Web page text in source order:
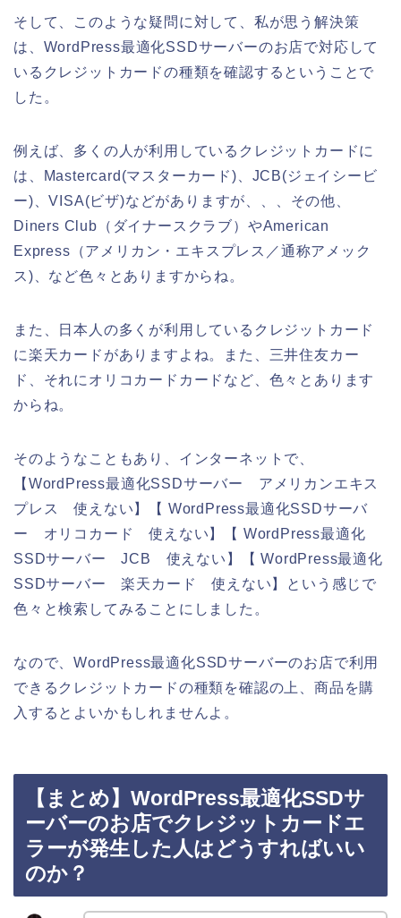
そして、このような疑問に対して、私が思う解決策
は、WordPress最適化SSDサーバーのお店で対応して
いるクレジットカードの種類を確認するということで
した。
例えば、多くの人が利用しているクレジットカードに
は、Mastercard(マスターカード)、JCB(ジェイシービ
ー)、VISA(ビザ)などがありますが、、、その他、
Diners Club（ダイナースクラブ）やAmerican
Express（アメリカン・エキスプレス／通称アメック
ス)、など色々とありますからね。
また、日本人の多くが利用しているクレジットカード
に楽天カードがありますよね。また、三井住友カー
ド、それにオリコカードカードなど、色々とあります
からね。
そのようなこともあり、インターネットで、
【WordPress最適化SSDサーバー アメリカンエキス
プレス 使えない】【 WordPress最適化SSDサーバ
ー オリコカード 使えない】【 WordPress最適化
SSDサーバー JCB 使えない】【 WordPress最適化
SSDサーバー 楽天カード 使えない】という感じで
色々と検索してみることにしました。
なので、WordPress最適化SSDサーバーのお店で利用
できるクレジットカードの種類を確認の上、商品を購
入するとよいかもしれませんよ。
【まとめ】WordPress最適化SSDサ
ーバーのお店でクレジットカードエ
ラーが発生した人はどうすればいい
のか？